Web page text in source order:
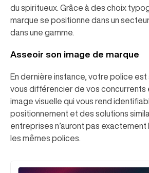
du spiritueux. Grâce à des choix
marque se positionne dans un
dans une gamme.
Asseoir son image de marque
En dernière instance, votre police est
vous différencier de vos concurrents
image visuelle qui vous rend
positionnement et des solutions
entreprises n’auront pas exactement
les mêmes polices.